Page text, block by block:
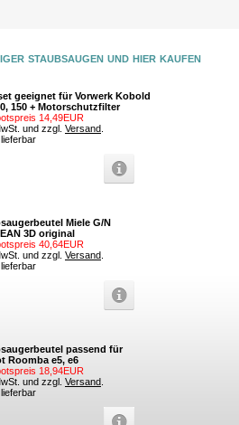
staubsaugen und hier kaufen
geeignet für Vorwerk Kobold
150 + Motorschutzfilter
14,49EUR
und zzgl. Versand
Miele G/N
3D original
40,64EUR
und zzgl. Versand
passend für
Roomba e5, e6
18,94EUR
und zzgl. Versand